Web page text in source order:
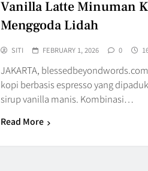
Vanilla Latte Minuman
Menggoda Lidah
SITI FEBRUARY 1, 2026 0
JAKARTA,
kopi berbasis espresso yang
sirup vanilla manis. Kombinasi…
Read More